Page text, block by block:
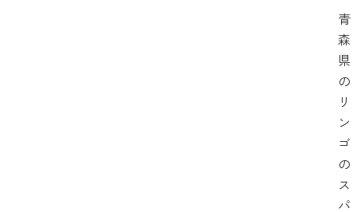
青
森
県
の
リ
ン
ゴ
の
ス
パ